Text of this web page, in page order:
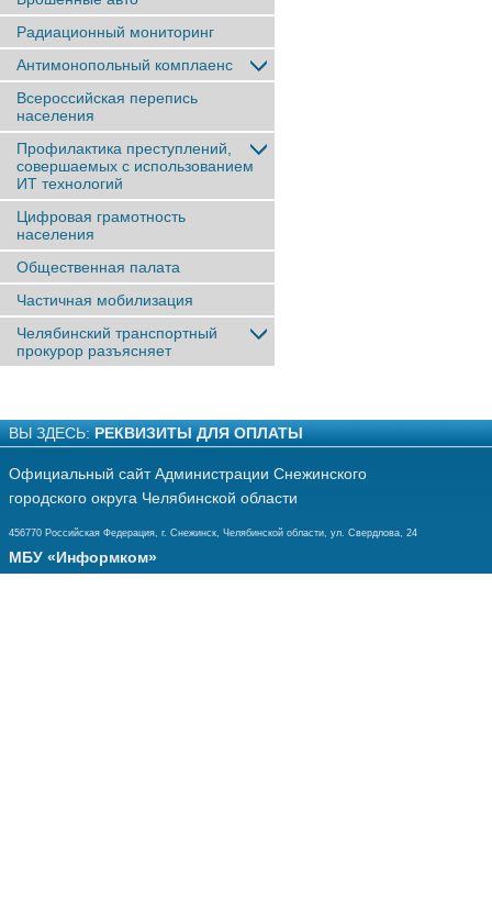
Радиационный мониторинг
Антимонопольный комплаенс
Всероссийская перепись
населения
Профилактика преступлений,
совершаемых с использованием
ИТ технологий
Цифровая грамотность
населения
Общественная палата
Частичная мобилизация
Челябинский транспортный
прокурор разъясняет
ВЫ ЗДЕСЬ: РЕКВИЗИТЫ ДЛЯ ОПЛАТЫ
Официальный сайт Администрации Снежинского
городского округа Челябинской области
456770 Российская Федерация, г. Снежинск, Челябинской области, ул. Свердлова, 24
МБУ «Информком»